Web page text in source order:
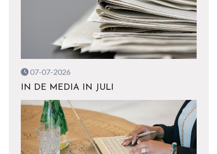
07-07-2026
IN DE MEDIA IN JULI